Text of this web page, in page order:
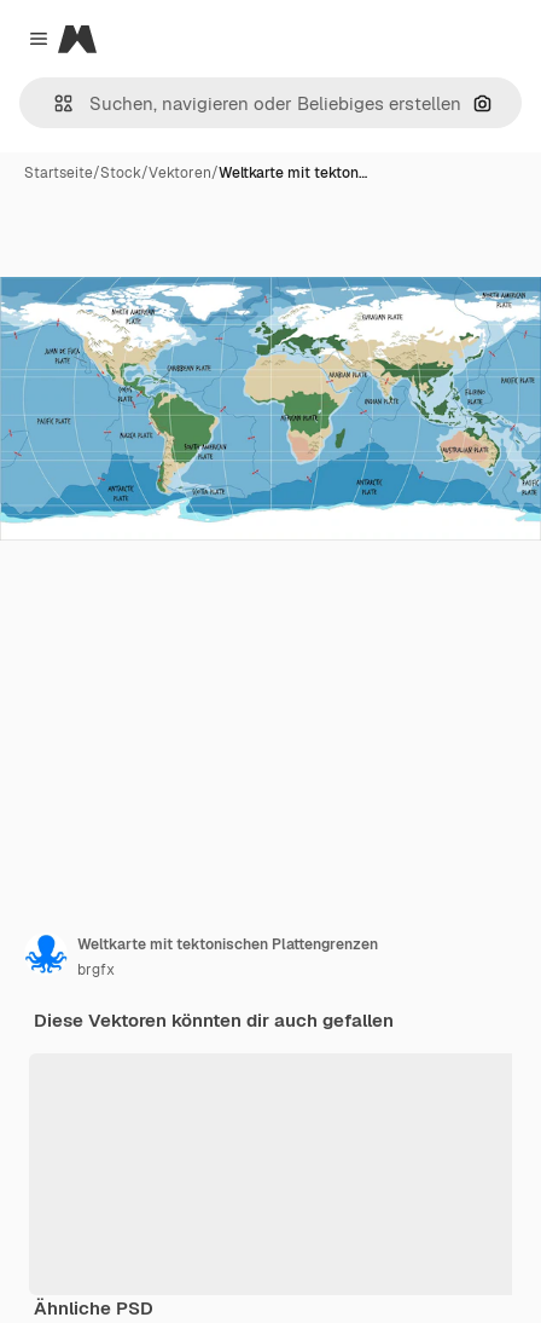
Close menu
Magnific
Nach
Startseite/Stock/Vektoren/Weltkarte mit tekton…
Weltkarte mit tektonischen Plattengrenzen
brgfx
Diese Vektoren könnten dir auch gefallen
Ähnliche PSD